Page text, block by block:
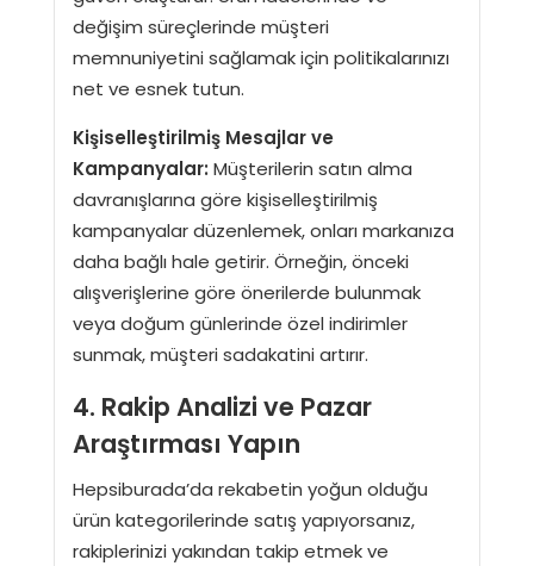
değişim süreçlerinde müşteri
memnuniyetini sağlamak için politikalarınızı
net ve esnek tutun.
Kişiselleştirilmiş Mesajlar ve
Kampanyalar: Müşterilerin satın alma
davranışlarına göre kişiselleştirilmiş
kampanyalar düzenlemek, onları markanıza
daha bağlı hale getirir. Örneğin, önceki
alışverişlerine göre önerilerde bulunmak
veya doğum günlerinde özel indirimler
sunmak, müşteri sadakatini artırır.
4. Rakip Analizi ve Pazar
Araştırması Yapın
Hepsiburada’da rekabetin yoğun olduğu
ürün kategorilerinde satış yapıyorsanız,
rakiplerinizi yakından takip etmek ve